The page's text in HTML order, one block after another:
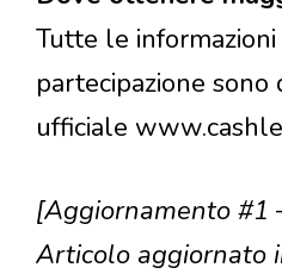
Tutte le
partecipazione
ufficiale
[Aggiornamento #1
Articolo aggiornato